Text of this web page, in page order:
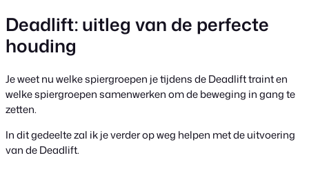
Deadlift: uitleg van de perfecte
houding
Je weet nu welke spiergroepen je tijdens de Deadlift traint en
welke spiergroepen samenwerken om de beweging in gang te
zetten.
In dit gedeelte zal ik je verder op weg helpen met de uitvoering
van de Deadlift.